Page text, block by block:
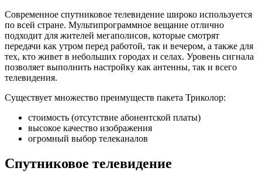
Современное спутниковое телевидение широко используется
по всей стране. Мультипрограммное вещание отлично
подходит для жителей мегаполисов, которые смотрят
передачи как утром перед работой, так и вечером, а также для
тех, кто живет в небольших городах и селах. Уровень сигнала
позволяет выполнить настройку как антенны, так и всего
телевидения.
Существует множество преимуществ пакета Триколор:
стоимость (отсутствие абонентской платы)
высокое качество изображения
огромный выбор телеканалов
Спутниковое телевидение